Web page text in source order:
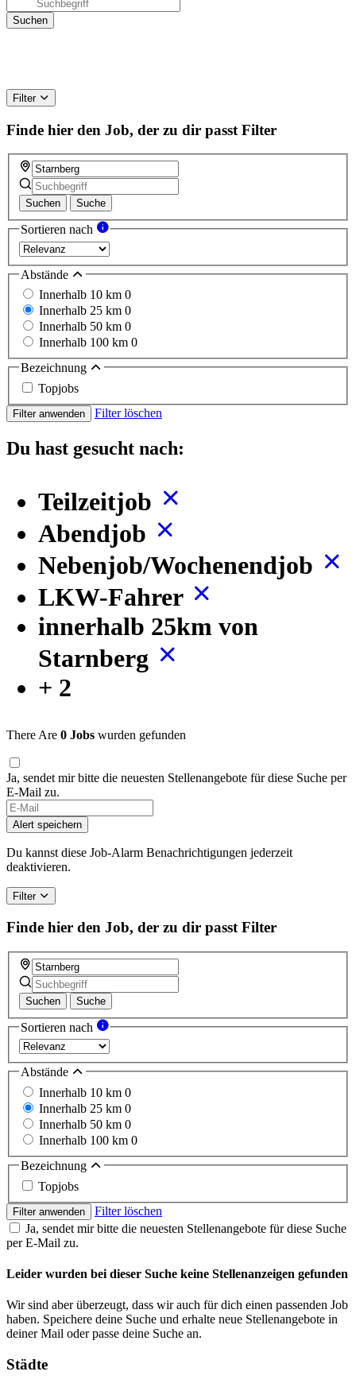
Filter
Finde hier den Job, der zu dir passt Filter
Suchen Suche
Sortieren nach
Abstände
Innerhalb 10 km 0
Innerhalb 25 km 0
Innerhalb 50 km 0
Innerhalb 100 km 0
Bezeichnung
Topjobs
Filter anwenden Filter löschen
Du hast gesucht nach:
Teilzeitjob
Abendjob
Nebenjob/Wochenendjob
LKW-Fahrer
innerhalb 25km von
Starnberg
+ 2
There Are 0 Jobs wurden gefunden
Ja, sendet mir bitte die neuesten Stellenangebote für diese Suche per
E-Mail zu.
If
you
are
a
human,
this
field
Alert speichern
Du kannst diese Job-Alarm Benachrichtigungen jederzeit
deaktivieren.
Filter
Finde hier den Job, der zu dir passt Filter
Suchen Suche
Sortieren nach
Abstände
Innerhalb 10 km 0
Innerhalb 25 km 0
Innerhalb 50 km 0
Innerhalb 100 km 0
Bezeichnung
Topjobs
Filter anwenden
Filter löschen
Ja, sendet mir bitte die neuesten Stellenangebote für diese Suche
per E-Mail zu.
Leider wurden bei dieser Suche keine Stellenanzeigen gefunden
Wir sind aber überzeugt, dass wir auch für dich einen passenden Job
haben. Speichere deine Suche und erhalte neue Stellenangebote in
deiner Mail oder passe deine Suche an.
Städte